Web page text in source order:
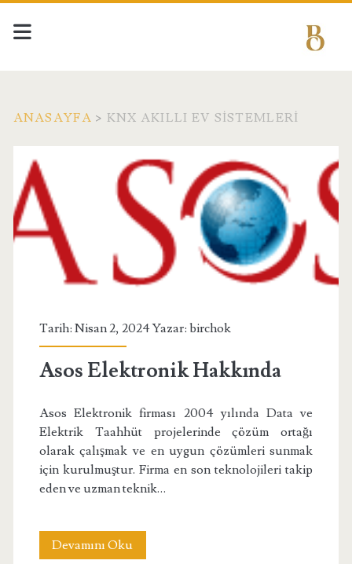
ANASAYFA > KNX AKILLI EV SISTEMLERI
Etiket:
<span>knx
akıllı
sistemleri</span>
Tarih: Nisan 2, 2024 Yazar: birchok
Asos Elektronik Hakkında
Asos Elektronik firması 2004 yılında Data ve
Elektrik Taahhüt projelerinde çözüm ortağı
olarak çalışmak ve en uygun çözümleri sunmak
için kurulmuştur. Firma en son teknolojileri takip
eden ve uzman teknik…
Devamını OkuAsos